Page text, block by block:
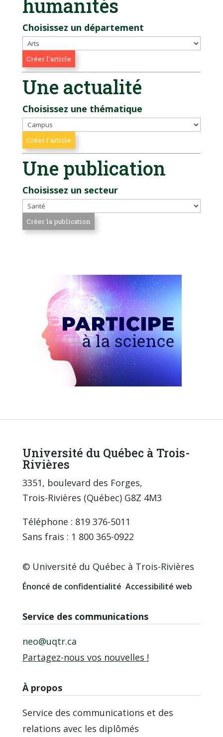
humanités
Choisissez un département
Une actualité
Choisissez une thématique
Une publication
Choisissez un secteur
Université du Québec à Trois-
Rivières
3351, boulevard des Forges,
Trois-Rivières (Québec) G8Z 4M3
Téléphone : 819 376-5011
Sans frais : 1 800 365-0922
© Université du Québec à Trois-Rivières
Énoncé de confidentialité Accessibilité web
Service des communications
neo@uqtr.ca
Partagez-nous vos nouvelles !
À propos
Service des communications et des
relations avec les diplômés